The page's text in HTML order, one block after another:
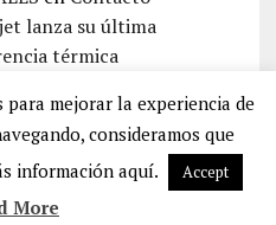
lanza su última
térmica
LITE POR
mejorar la experiencia de
consideramos que
información aquí.
Accept
More